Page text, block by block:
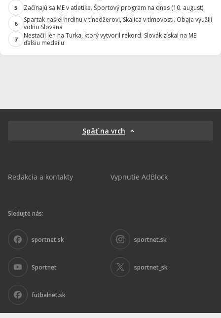
5 Začínajú sa ME v atletike. Športový program na dnes (10. august)
6
Spartak našiel hrdinu v tínedžerovi, Skalica v tímovosti. Obaja využili
voľno Slovana
7
Nestačil len na Turka, ktorý vytvoril rekord. Slovák získal na ME
ďalšiu medailu
Späť na vrch
Redakcia a kontakty Vypnutie AdBlock
Sledujte nás:
sportnet.sk sportnet.sk
Sportnet sportnet_sk
futbalnet.sk